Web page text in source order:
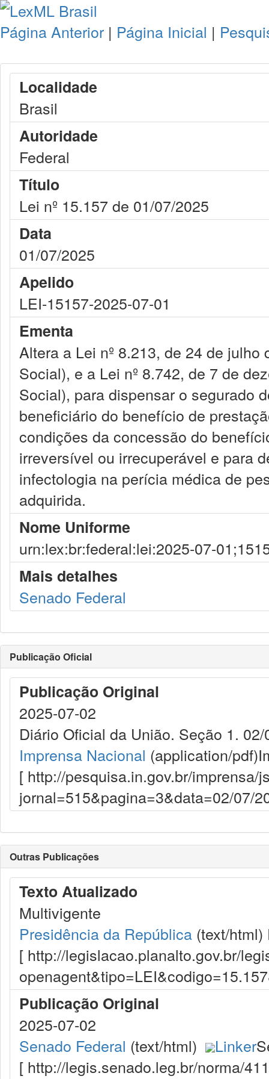
Página Anterior | Página Inicial |
Localidade
Brasil
Autoridade
Federal
Título
Lei nº 15.157 de 01/07/2025
Data
01/07/2025
Apelido
LEI-15157-2025-07-01
Ementa
Altera a Lei nº 8.213, de 24 de
Social), e a Lei nº 8.742, de 7 de
Social), para dispensar o segurado
beneficiário do benefício de
condições da concessão do
irreversível ou irrecuperável e para
infectologia na perícia médica de
adquirida.
Nome Uniforme
urn:lex:br:federal:lei:2025-07-
Mais detalhes
Senado Federal
Publicação Oficial
Publicação Original
2025-07-02
Diário Oficial da União. Seção 1.
Imprensa Nacional (application/pdf)
[ http://pesquisa.in.gov.br/imprensa/
jornal=515&pagina=3&data=02/07/
Outras Publicações
Texto Atualizado
Multivigente
Presidência da República (text/html)
[ http://legislacao.planalto.gov.br/
Publicação Original
2025-07-02
Senado Federal (text/html) Linker
[ http://legis.senado.leg.br/norma/